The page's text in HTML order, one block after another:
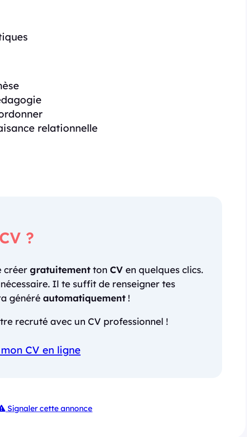
relationnelle
?
créer gratuitement ton CV en quelques clics.
Il te suffit de renseigner tes
généré automatiquement !
recruté avec un CV professionnel !
CV en ligne
Signaler cette annonce